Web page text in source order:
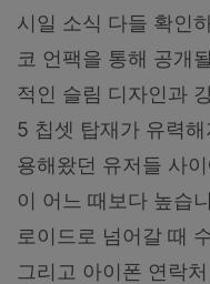
시일 소식 다들 확인
코 언팩을 통해 공개
적인 슬림 디자인과
5 칩셋 탑재가 유력
용해왔던 유저들 사
이 어느 때보다 높습
로이드로 넘어갈 때
그리고 아이폰 연락